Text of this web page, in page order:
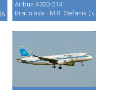
(BTS / LZIB)
Airbus A320-214
Bratislava - M.R. Stefanik (Ivanka)